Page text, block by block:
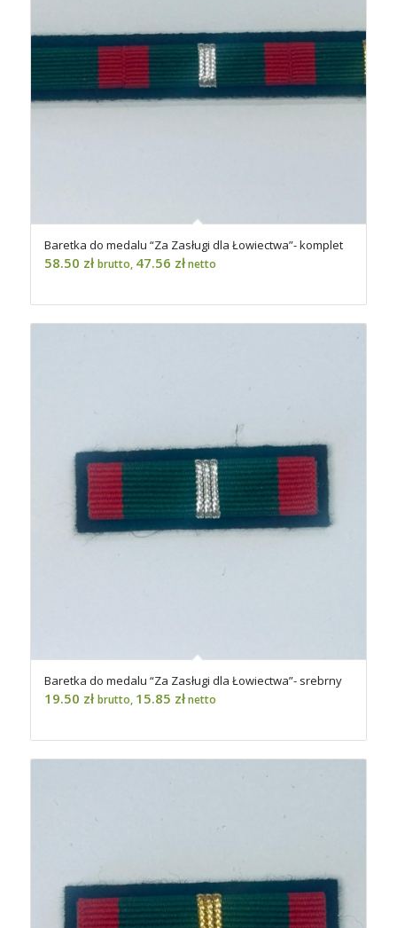
Baretka do medalu “Za Zasługi dla Łowiectwa”- komplet
58.50 zł brutto, 47.56 złnetto
Baretka do medalu “Za Zasługi dla Łowiectwa”- srebrny
19.50 zł brutto, 15.85 złnetto